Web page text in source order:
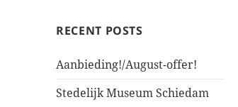
RECENT POSTS
Aanbieding!/August-offer!
Stedelijk Museum Schiedam